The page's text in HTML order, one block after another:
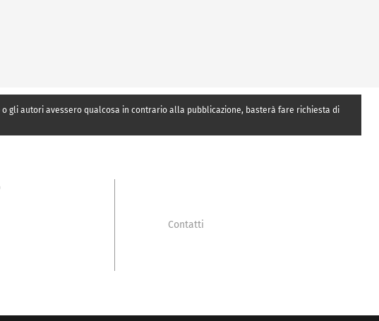
gli autori avessero qualcosa in contrario alla pubblicazione, basterà fare richiesta di
Contatti